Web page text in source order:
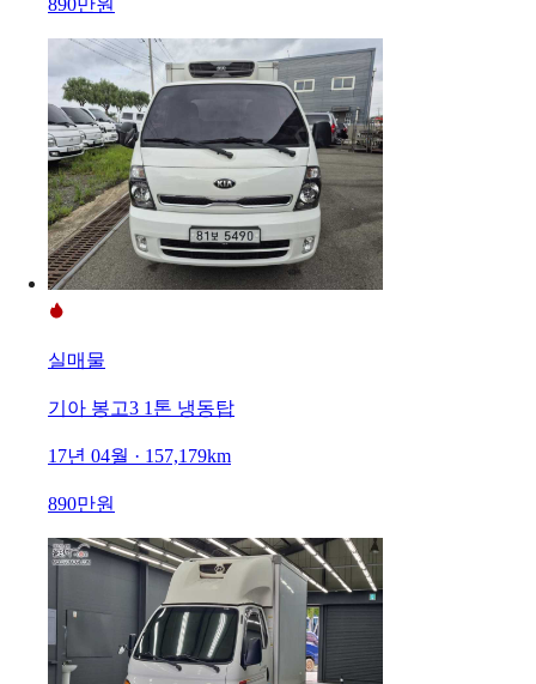
890만원
실매물
기아 봉고3 1톤 냉동탑
17년 04월 · 157,179km
890만원